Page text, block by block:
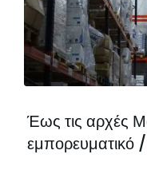
Έως τις αρχές
εμπορευματικό